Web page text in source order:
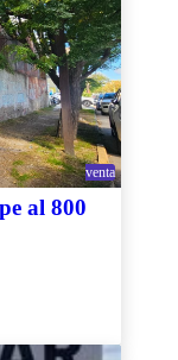
venta
al 800